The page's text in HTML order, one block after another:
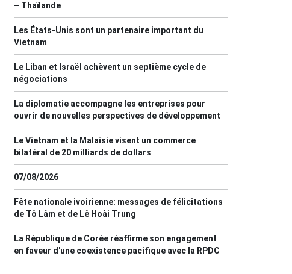
– Thaïlande
Les États-Unis sont un partenaire important du
Vietnam
Le Liban et Israël achèvent un septième cycle de
négociations
La diplomatie accompagne les entreprises pour
ouvrir de nouvelles perspectives de développement
Le Vietnam et la Malaisie visent un commerce
bilatéral de 20 milliards de dollars
07/08/2026
Fête nationale ivoirienne: messages de félicitations
de Tô Lâm et de Lê Hoài Trung
La République de Corée réaffirme son engagement
en faveur d'une coexistence pacifique avec la RPDC